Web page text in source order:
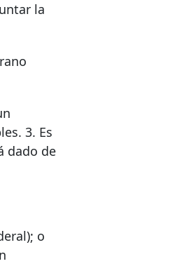
la
3. Es
dado de
o